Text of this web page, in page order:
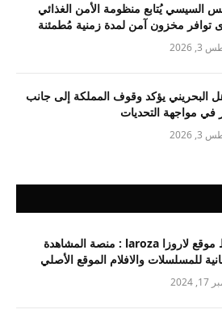
السيسي يُتابع منظومة الأمن الغذائي
توافر مخزون آمن لمدة زمنية مُطمئنة
2026
البحريني يؤكد وقوف المملكة إلى جانب
مواجهة التحديات
2026
رابط موقع لاروزا laroza : منصة المشاهدة
للمسلسلات والافلام الموقع الأصلي